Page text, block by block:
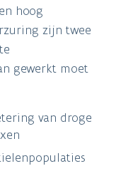
hoog
zijn twee
gewerkt moet
van droge